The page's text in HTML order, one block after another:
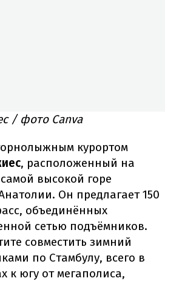
/ фото Canva
курортом
, расположенный на
высокой горе
Он предлагает 150
объединённых
сетью подъёмников.
совместить зимний
по Стамбулу, всего в
к югу от мегаполиса,